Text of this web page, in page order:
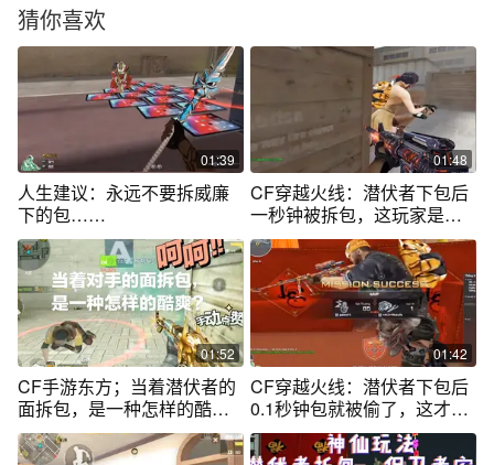
猜你喜欢
01:39
人生建议：永远不要拆威廉
下的包……
01:48
CF穿越火线：潜伏者下包后
一秒钟被拆包，这玩家是怎
么做到的？
01:52
CF手游东方；当着潜伏者的
面拆包，是一种怎样的酷
爽？
01:42
CF穿越火线：潜伏者下包后
0.1秒钟包就被偷了，这才叫
拆包高手